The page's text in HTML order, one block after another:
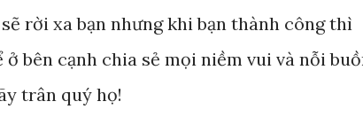
rời xa bạn nhưng khi bạn thành công thì
bên cạnh chia sẻ mọi niềm vui và nỗi
trân quý họ!